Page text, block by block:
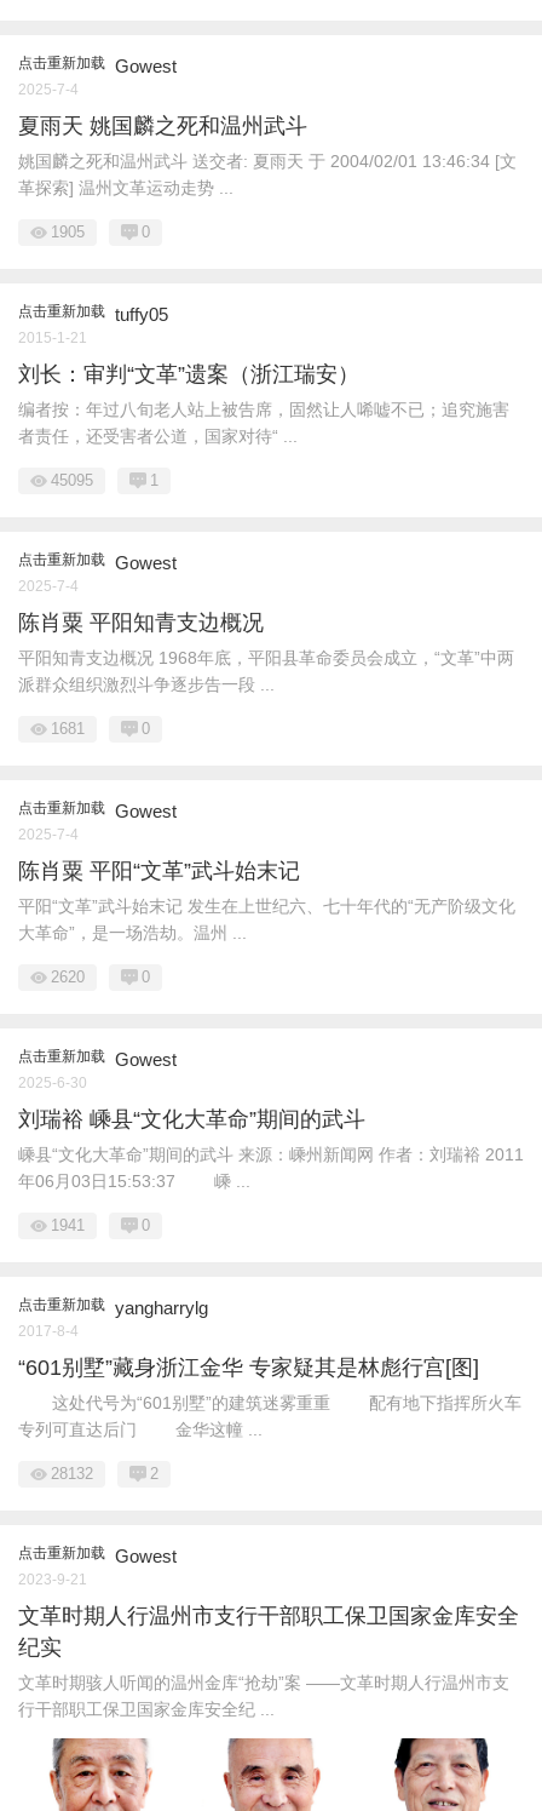
点击重新加载 Gowest
2025-7-4
夏雨天 姚国麟之死和温州武斗
姚国麟之死和温州武斗 送交者: 夏雨天 于 2004/02/01 13:46:34 [文
革探索] 温州文革运动走势 ...
1905 0
点击重新加载 tuffy05
2015-1-21
刘长：审判“文革”遗案（浙江瑞安）
编者按：年过八旬老人站上被告席，固然让人唏嘘不已；追究施害
者责任，还受害者公道，国家对待“ ...
45095 1
点击重新加载 Gowest
2025-7-4
陈肖粟 平阳知青支边概况
平阳知青支边概况 1968年底，平阳县革命委员会成立，“文革”中两
派群众组织激烈斗争逐步告一段 ...
1681 0
点击重新加载 Gowest
2025-7-4
陈肖粟 平阳“文革”武斗始末记
平阳“文革”武斗始末记 发生在上世纪六、七十年代的“无产阶级文化
大革命”，是一场浩劫。温州 ...
2620 0
点击重新加载 Gowest
2025-6-30
刘瑞裕 嵊县“文化大革命”期间的武斗
嵊县“文化大革命”期间的武斗 来源：嵊州新闻网 作者：刘瑞裕 2011
年06月03日15:53:37 嵊 ...
1941 0
点击重新加载 yangharrylg
2017-8-4
“601别墅”藏身浙江金华 专家疑其是林彪行宫[图]
这处代号为“601别墅”的建筑迷雾重重 配有地下指挥所火车
专列可直达后门 金华这幢 ...
28132 2
点击重新加载 Gowest
2023-9-21
文革时期人行温州市支行干部职工保卫国家金库安全
纪实
文革时期骇人听闻的温州金库“抢劫”案 ——文革时期人行温州市支
行干部职工保卫国家金库安全纪 ...